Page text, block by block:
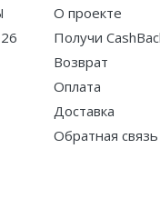
О проекте
Получи
Возврат
Оплата
Доставка
Обратная связь